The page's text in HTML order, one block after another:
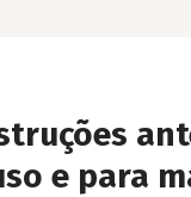
e para